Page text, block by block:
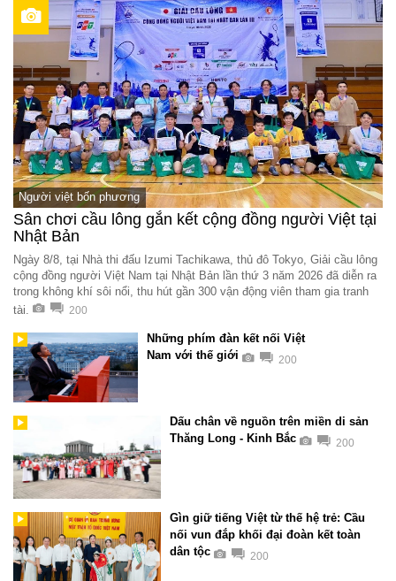
Người việt bốn phương
Sân chơi cầu lông gắn kết cộng đồng người Việt tại
Nhật Bản
Ngày 8/8, tại Nhà thi đấu Izumi Tachikawa, thủ đô Tokyo, Giải cầu lông
cộng đồng người Việt Nam tại Nhật Bản lần thứ 3 năm 2026 đã diễn ra
trong không khí sôi nổi, thu hút gần 300 vận động viên tham gia tranh
tài.
200
Những phím đàn kết nối Việt
Nam với thế giới
200
Dấu chân về nguồn trên miền di sản
Thăng Long - Kinh Bắc
200
Gìn giữ tiếng Việt từ thế hệ trẻ: Cầu
nối vun đắp khối đại đoàn kết toàn
dân tộc
200